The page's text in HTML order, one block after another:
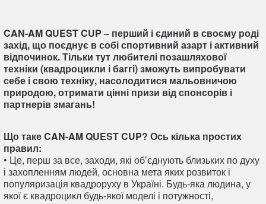
CAN-AM QUEST CUP – перший і єдиний в своєму роді
захід, що поєднує в собі спортивний азарт і активний
відпочинок. Тільки тут любителі позашляхової
техніки (квадроцикли і баггі) зможуть випробувати
себе і свою техніку, насолодитися мальовничою
природою, отримати цінні призи від спонсорів і
партнерів змагань!
Що таке CAN-AM QUEST CUP? Ось кілька простих
правил:
• Це, перш за все, заходи, які об’єднують близьких по духу
і захопленням людей, основна мета яких розвиток і
популяризація квадроруху в Україні. Будь-яка людина, у
якої є квадроцикл будь-якої моделі і потужності,